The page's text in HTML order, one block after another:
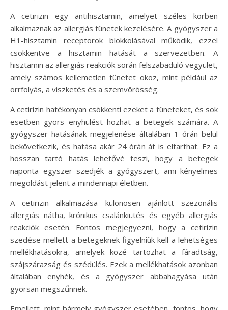
A cetirizin egy antihisztamin, amelyet széles körben
alkalmaznak az allergiás tünetek kezelésére. A gyógyszer a
H1-hisztamin receptorok blokkolásával működik, ezzel
csökkentve a hisztamin hatását a szervezetben. A
hisztamin az allergiás reakciók során felszabaduló vegyület,
amely számos kellemetlen tünetet okoz, mint például az
orrfolyás, a viszketés és a szemvörösség.
A cetirizin hatékonyan csökkenti ezeket a tüneteket, és sok
esetben gyors enyhülést hozhat a betegek számára. A
gyógyszer hatásának megjelenése általában 1 órán belül
bekövetkezik, és hatása akár 24 órán át is eltarthat. Ez a
hosszan tartó hatás lehetővé teszi, hogy a betegek
naponta egyszer szedjék a gyógyszert, ami kényelmes
megoldást jelent a mindennapi életben.
A cetirizin alkalmazása különösen ajánlott szezonális
allergiás nátha, krónikus csalánkiütés és egyéb allergiás
reakciók esetén. Fontos megjegyezni, hogy a cetirizin
szedése mellett a betegeknek figyelniük kell a lehetséges
mellékhatásokra, amelyek közé tartozhat a fáradtság,
szájszárazság és szédülés. Ezek a mellékhatások azonban
általában enyhék, és a gyógyszer abbahagyása után
gyorsan megszűnnek.